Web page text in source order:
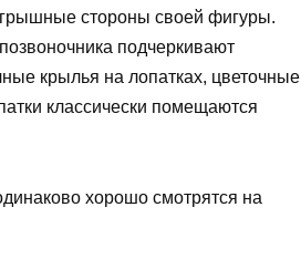
стороны своей фигуры.
подчеркивают
крылья на лопатках, цветочные
классически помещаются
хорошо смотрятся на